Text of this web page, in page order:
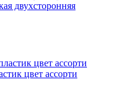
двухсторонняя
цвет ассорти